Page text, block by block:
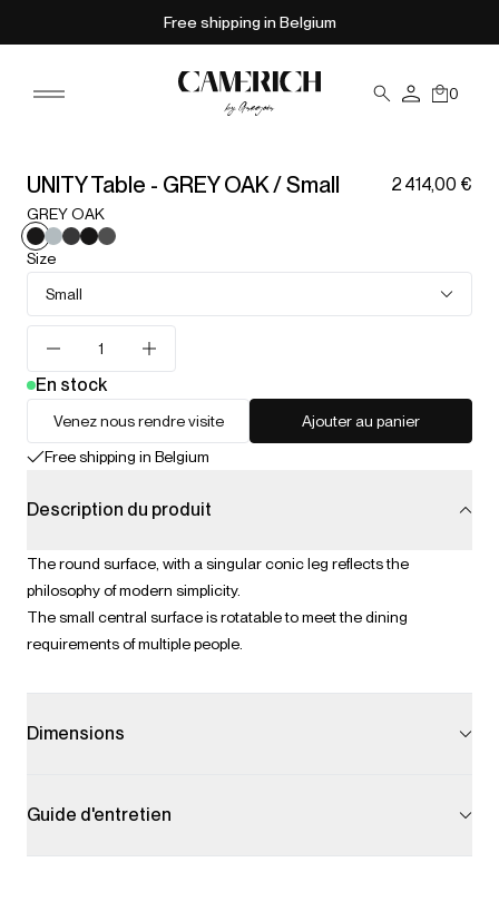
Free shipping in Belgium
0
UNITY Table - GREY OAK / Small 2 414,00 €
GREY OAK
Size
Small
En stock
Venez nous rendre visite
Ajouter au panier
Free shipping in Belgium
Description du produit
The round surface, with a singular conic leg reflects the
philosophy of modern simplicity.
The small central surface is rotatable to meet the dining
requirements of multiple people.
Dimensions
Guide d'entretien